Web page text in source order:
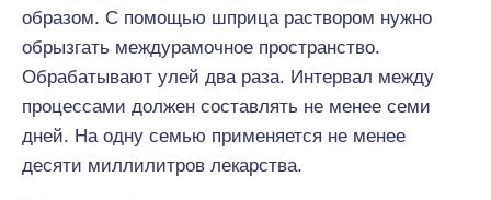
образом. С помощью шприца раствором нужно
обрызгать междурамочное пространство.
Обрабатывают улей два раза. Интервал между
процессами должен составлять не менее семи
дней. На одну семью применяется не менее
десяти миллилитров лекарства.